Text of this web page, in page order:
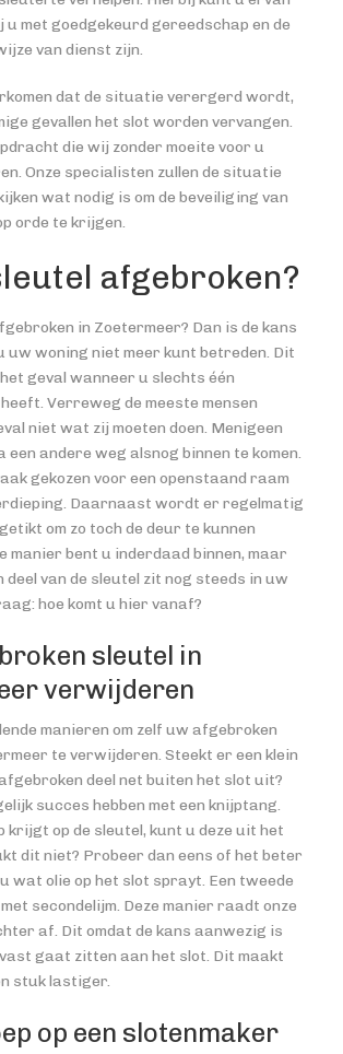
met goedgekeurd gereedschap en de
van dienst zijn.
dat de situatie verergerd wordt,
gevallen het slot worden vervangen.
die wij zonder moeite voor u
Onze specialisten zullen de situatie
wat nodig is om de beveiliging van
orde te krijgen.
afgebroken?
in Zoetermeer? Dan is de kans
uw woning niet meer kunt betreden. Dit
geval wanneer u slechts één
Verreweg de meeste mensen
niet wat zij moeten doen. Menigeen
een andere weg alsnog binnen te komen.
gekozen voor een openstaand raam
Daarnaast wordt er regelmatig
om zo toch de deur te kunnen
manier bent u inderdaad binnen, maar
van de sleutel zit nog steeds in uw
hoe komt u hier vanaf?
sleutel in
verwijderen
manieren om zelf uw afgebroken
te verwijderen. Steekt er een klein
deel net buiten het slot uit?
succes hebben met een knijptang.
krijgt op de sleutel, kunt u deze uit het
dit niet? Probeer dan eens of het beter
wat olie op het slot sprayt. Een tweede
secondelijm. Deze manier raadt onze
af. Dit omdat de kans aanwezig is
gaat zitten aan het slot. Dit maakt
stuk lastiger.
op een slotenmaker